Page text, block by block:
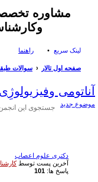
مشاوره
لینک سریع راهنما
صفحه اول تالار سوالات
آناتومی وفیزیولوژِی
موضوع جدید
دکتری علوم اعصاب
آخرین پست توسط
پاسخ ها: 101